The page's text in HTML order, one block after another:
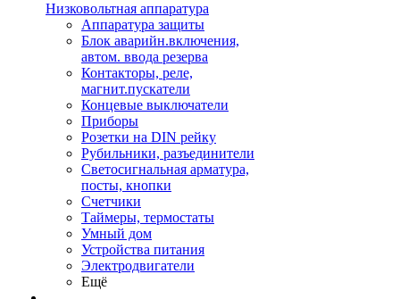
Низковольтная аппаратура
Аппаратура защиты
Блок аварийн.включения,
автом. ввода резерва
Контакторы, реле,
магнит.пускатели
Концевые выключатели
Приборы
Розетки на DIN рейку
Рубильники, разъединители
Светосигнальная арматура,
посты, кнопки
Счетчики
Таймеры, термостаты
Умный дом
Устройства питания
Электродвигатели
Ещё